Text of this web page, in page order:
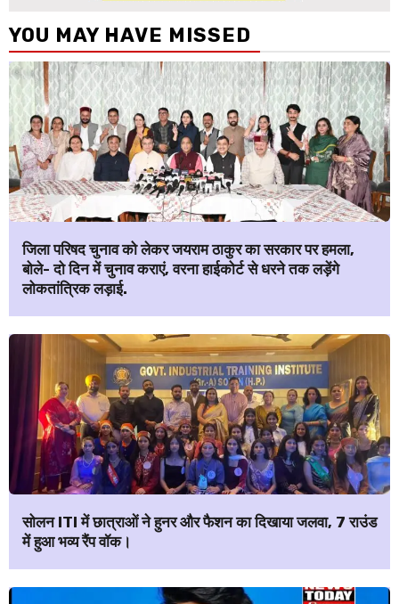
YOU MAY HAVE MISSED
जिला परिषद चुनाव को लेकर जयराम ठाकुर का सरकार पर हमला,
बोले- दो दिन में चुनाव कराएं, वरना हाईकोर्ट से धरने तक लड़ेंगे
लोकतांत्रिक लड़ाई.
सोलन ITI में छात्राओं ने हुनर और फैशन का दिखाया जलवा, 7 राउंड
में हुआ भव्य रैंप वॉक।